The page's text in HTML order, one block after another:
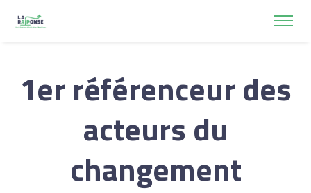
1er référenceur des
acteurs du
changement